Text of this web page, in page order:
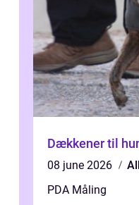
Dækkener til
08 june 2026
PDA Måling